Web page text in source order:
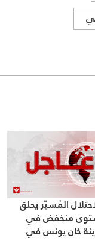
المُسيّر يحلق
منخفض في
خان يونس في